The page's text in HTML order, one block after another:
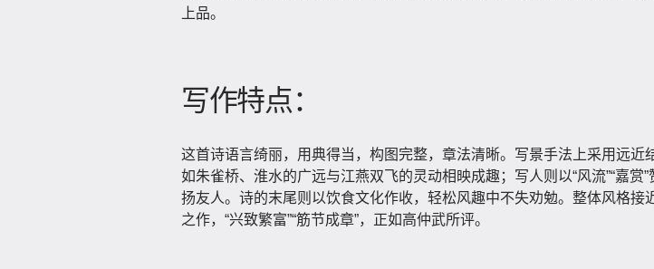
上品。
写作特点：
这首诗语言绮丽，用典得当，构图完整，章法清晰。写景手法上采用远近
如朱雀桥、淮水的广远与江燕双飞的灵动相映成趣；写人则以“风流”“嘉赏
扬友人。诗的末尾则以饮食文化作收，轻松风趣中不失劝勉。整体风格接
之作，“兴致繁富”“筋节成章”，正如高仲武所评。